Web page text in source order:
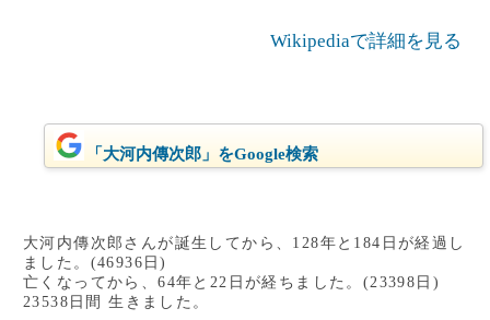
Wikipediaで詳細を見る
「大河内傳次郎」をGoogle検索
大河内傳次郎さんが誕生してから、128年と184日が経過し
ました。(46936日)
亡くなってから、64年と22日が経ちました。(23398日)
23538日間 生きました。